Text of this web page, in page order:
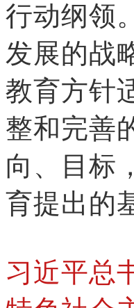
行动纲领
发展的战
教育方针
整和完善
向、目标
育提出的
习近平总